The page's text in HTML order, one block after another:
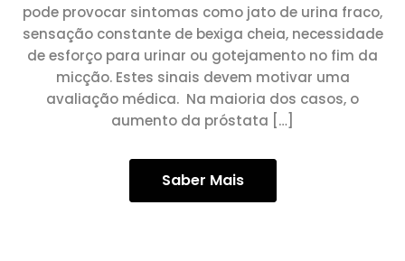
pode provocar sintomas como jato de urina fraco,
sensação constante de bexiga cheia, necessidade
de esforço para urinar ou gotejamento no fim da
micção. Estes sinais devem motivar uma
avaliação médica. Na maioria dos casos, o
aumento da próstata […]
Saber Mais